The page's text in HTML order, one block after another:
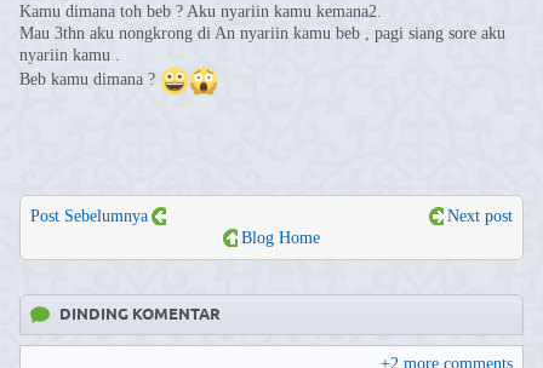
Kamu dimana toh beb ? Aku nyariin kamu kemana2.
Mau 3thn aku nongkrong di An nyariin kamu beb , pagi siang sore aku
nyariin kamu .
Beb kamu dimana ?
Post Sebelumnya
Next post
Blog Home
DINDING KOMENTAR
+2 more comments